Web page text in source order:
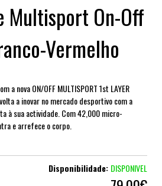
Multisport On-Off
Vermelho
a nova ON/OFF MULTISPORT 1st LAYER
a inovar no mercado desportivo com a
à sua actividade. Com 42,000 micro-
e arrefece o corpo.
Disponibilidade: DISPONIVEL